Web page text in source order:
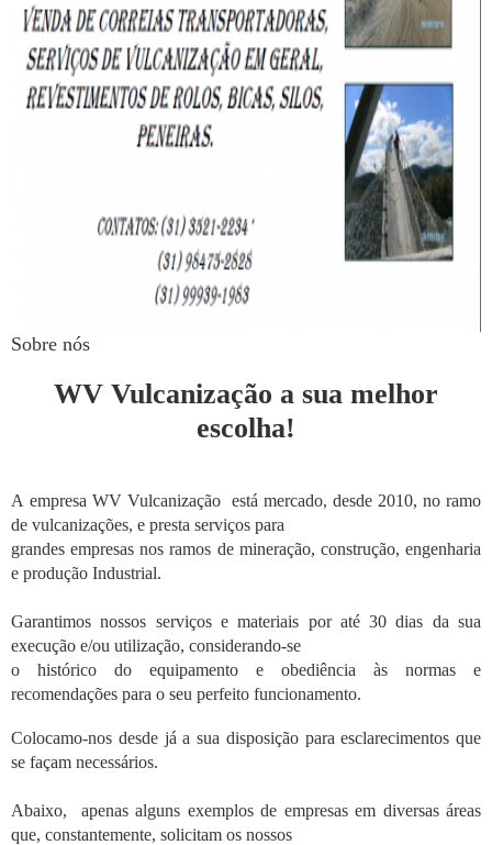
Sobre nós
WV Vulcanização a sua melhor
escolha!
A empresa WV Vulcanização está mercado, desde 2010, no ramo
de vulcanizações, e presta serviços para
grandes empresas nos ramos de mineração, construção, engenharia
e produção Industrial.
Garantimos nossos serviços e materiais por até 30 dias da sua
execução e/ou utilização, considerando-se
o histórico do equipamento e obediência às normas e
recomendações para o seu perfeito funcionamento.
Colocamo-nos desde já a sua disposição para esclarecimentos que
se façam necessários.
Abaixo, apenas alguns exemplos de empresas em diversas áreas
que, constantemente, solicitam os nossos